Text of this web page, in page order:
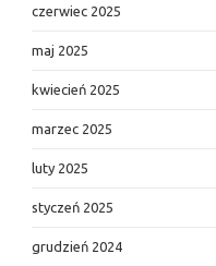
czerwiec 2025
maj 2025
kwiecień 2025
marzec 2025
luty 2025
styczeń 2025
grudzień 2024